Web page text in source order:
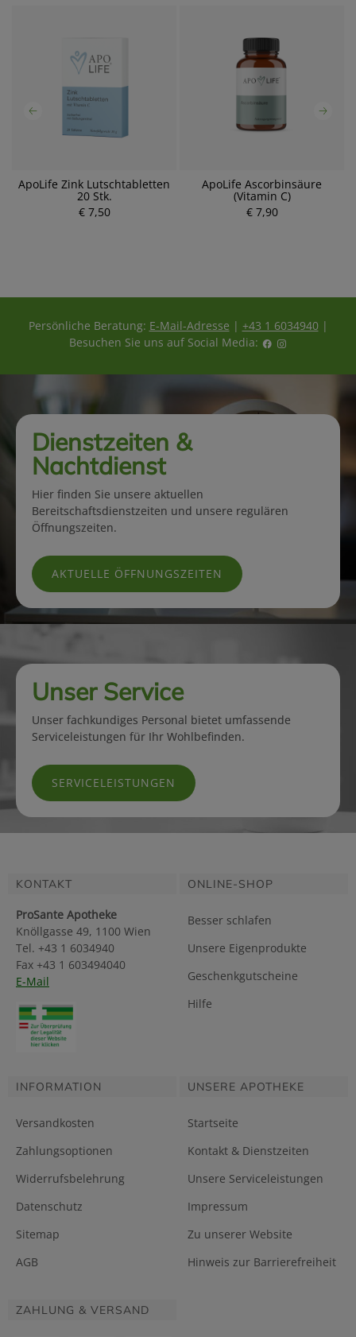
ApoLife Zink Lutschtabletten
20 Stk.
€ 7,50
ApoLife Ascorbinsäure
(Vitamin C)
€ 7,90
Persönliche Beratung: E-Mail-Adresse | +43 1 6034940|
Besuchen Sie uns auf Social Media:
Dienstzeiten &
Nachtdienst
Hier finden Sie unsere aktuellen
Bereitschaftsdienstzeiten und unsere regulären
Öffnungszeiten.
AKTUELLE ÖFFNUNGSZEITEN
Unser Service
Unser fachkundiges Personal bietet umfassende
Serviceleistungen für Ihr Wohlbefinden.
SERVICELEISTUNGEN
KONTAKT
ProSante Apotheke
Knöllgasse 49, 1100 Wien
Tel. +43 1 6034940
Fax +43 1 603494040
E-Mail
ONLINE-SHOP
Besser schlafen
Unsere Eigenprodukte
Geschenkgutscheine
Hilfe
INFORMATION
Versandkosten
Zahlungsoptionen
Widerrufsbelehrung
Datenschutz
Sitemap
AGB
UNSERE APOTHEKE
Startseite
Kontakt & Dienstzeiten
Unsere Serviceleistungen
Impressum
Zu unserer Website
Hinweis zur Barrierefreiheit
ZAHLUNG & VERSAND